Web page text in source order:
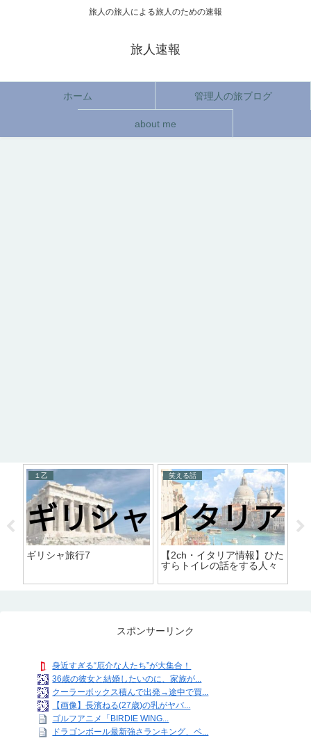
旅人の旅人による旅人のための速報
旅人速報
ホーム 管理人の旅ブログ
about me
１乙
ギリシャ旅行7
笑える話
【2ch・イタリア情報】ひた
すらトイレの話をする人々
スポンサーリンク
身近すぎる“厄介な人たち”が大集合！
36歳の彼女と結婚したいのに、家族が...
クーラーボックス積んで出発→途中で買...
【画像】長濱ねる(27歳)の乳がヤバ...
ゴルフアニメ「BIRDIE WING...
ドラゴンボール最新強さランキング、ベ...